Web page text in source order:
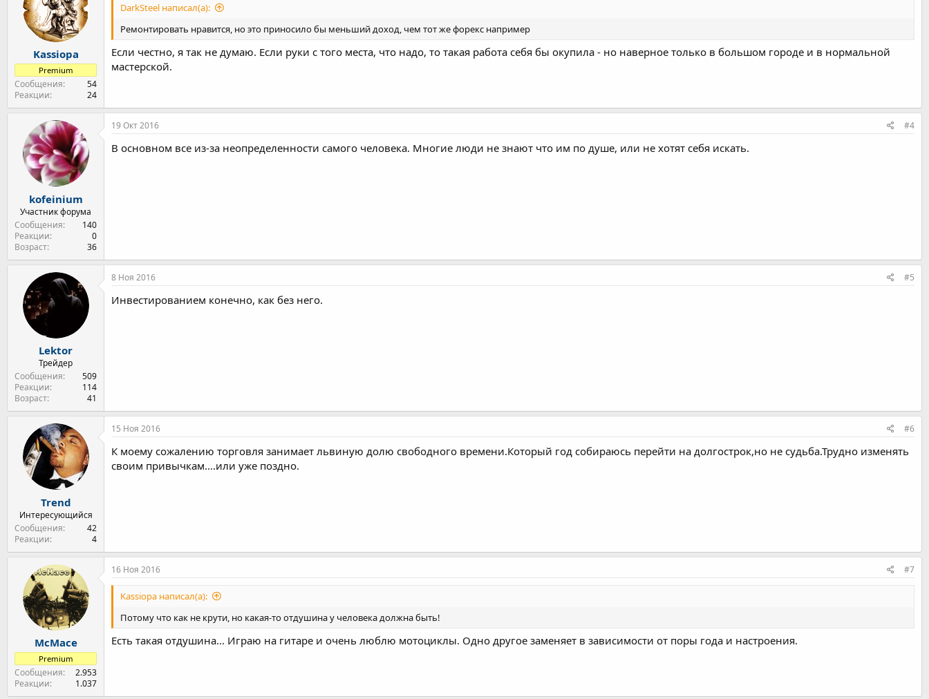
Kassiopa
Premium
Сообщения
54
Реакции
24
DarkSteel написал(а):
Ремонтировать нравится, но это приносило бы меньший доход, чем тот же форекс например
Если честно, я так не думаю. Если руки с того места, что надо, то такая работа себя бы окупила - но наверное только в большом городе и в нормальной
мастерской.
kofeinium
Участник форума
Сообщения
140
Реакции
0
Возраст
36
19 Окт 2016 #4
В основном все из-за неопределенности самого человека. Многие люди не знают что им по душе, или не хотят себя искать.
Lektor
Трейдер
Сообщения
509
Реакции
114
Возраст
41
8 Ноя 2016 #5
Инвестированием конечно, как без него.
Trend
Интересующийся
Сообщения
42
Реакции
4
15 Ноя 2016 #6
К моему сожалению торговля занимает львиную долю свободного времени.Который год собираюсь перейти на долгострок,но не судьба.Трудно изменять
своим привычкам....или уже поздно.
McMace
Premium
Сообщения
2.953
Реакции
1.037
16 Ноя 2016 #7
Kassiopa написал(а):
Потому что как не крути, но какая-то отдушина у человека должна быть!
Есть такая отдушина... Играю на гитаре и очень люблю мотоциклы. Одно другое заменяет в зависимости от поры года и настроения.